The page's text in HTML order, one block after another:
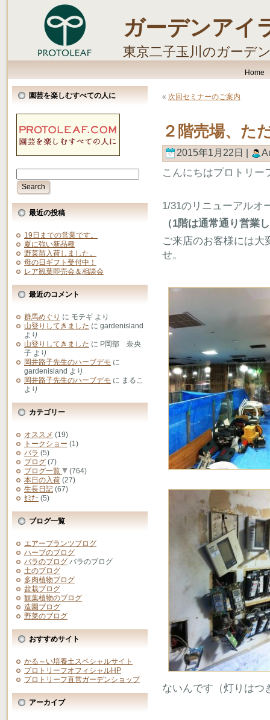
ガーデンアイ
東京二子玉川のガーデ
Home
園芸を楽しむすべての人に
最近の投稿
19日までの営業です。
夏に強い新品種
野菜苗入荷しました。
母の日ギフト受付中！
レア観葉即売会＆相談会
最近のコメント
群馬めぐり に モテギ より
山登りしてきました に gardenisland
より
山登りしてきました に P岡部 奈央
子 より
岡井路子先生のハーブデモ に
gardenisland より
岡井路子先生のハーブデモ に まるこ
より
カテゴリー
オススメ (19)
トークショー (1)
バラ (5)
ブログ (7)
ブログ一覧
(764)
本日の入荷 (27)
生長日記 (67)
ｾﾐﾅｰ (5)
ブログ一覧
エアープランツブログ
ハーブのブログ
バラのブログ バラのブログ
土のブログ
多肉植物ブログ
盆栽ブログ
観葉植物のブログ
造園ブログ
野菜のブログ
おすすめサイト
かる～い培養土スペシャルサイト
プロトリーフオフィシャルHP
プロトリーフ直営ガーデンショップ
アーカイブ
« 次回セミナーのご案内
２階売場、た
2015年1月22日 |
こんにちはプロトリー
1/31のリニューアルオ
（1階は通常通り営業
ご来店のお客様には大
せ。
ないんです（灯りはつ